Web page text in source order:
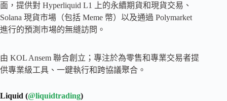
面，提供對 Hyperliquid L1 上的永續期貨和現貨交易、
Solana 現貨市場（包括 Meme 幣）以及通過 Polymarket
進行的預測市場的無縫訪問。
由 KOL Ansem 聯合創立；專注於為零售和專業交易者提
供專業級工具、一鍵執行和跨協議聚合。
Liquid (@liquidtrading)